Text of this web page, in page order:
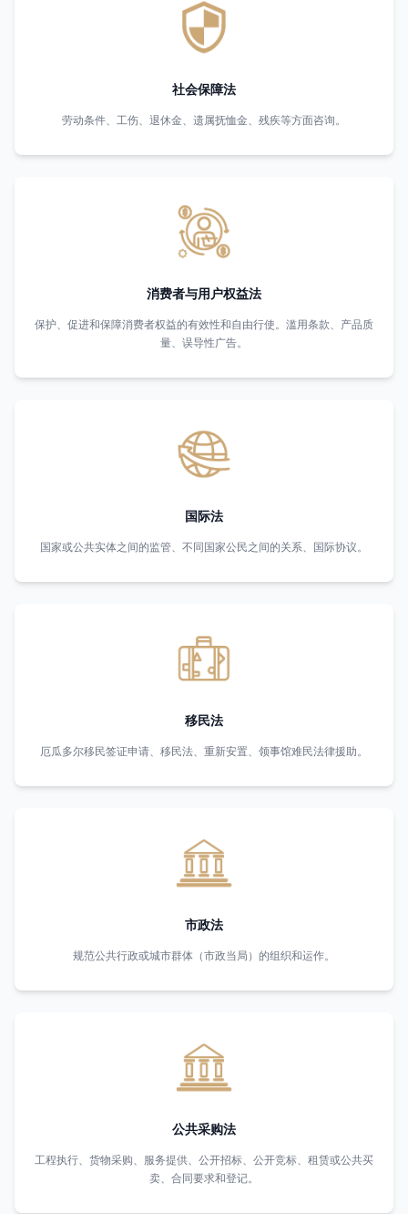
社会保障法
劳动条件、工伤、退休金、遗属抚恤金、残疾等方面咨询。
消费者与用户权益法
保护、促进和保障消费者权益的有效性和自由行使。滥用条款、产品质
量、误导性广告。
国际法
国家或公共实体之间的监管、不同国家公民之间的关系、国际协议。
移民法
厄瓜多尔移民签证申请、移民法、重新安置、领事馆难民法律援助。
市政法
规范公共行政或城市群体（市政当局）的组织和运作。
公共采购法
工程执行、货物采购、服务提供、公开招标、公开竞标、租赁或公共买
卖、合同要求和登记。